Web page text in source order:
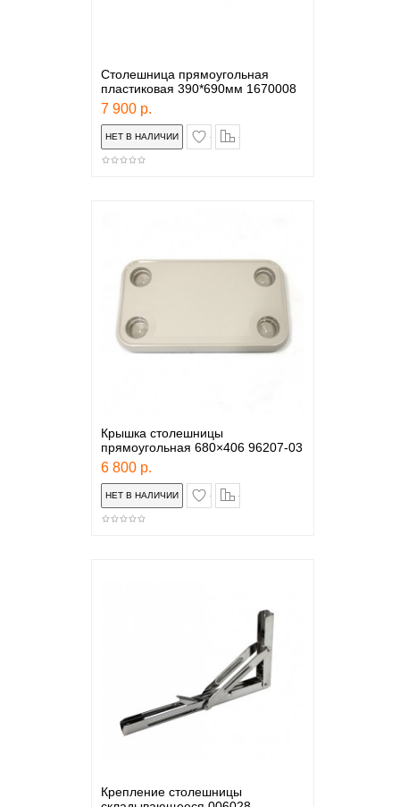
Столешница прямоугольная
пластиковая 390*690мм 1670008
7 900 р.
в закладки
Крышка столешницы
прямоугольная 680×406 96207-03
6 800 р.
в закладки
Крепление столешницы